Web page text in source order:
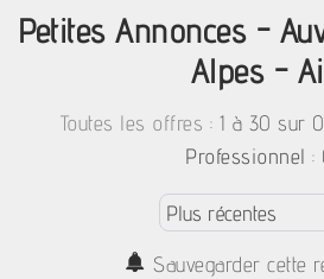
Petites Annonces -
Alpes -
Toutes les offres : 1 à 30 sur 0
Professionnel :
Sauvegarder cette